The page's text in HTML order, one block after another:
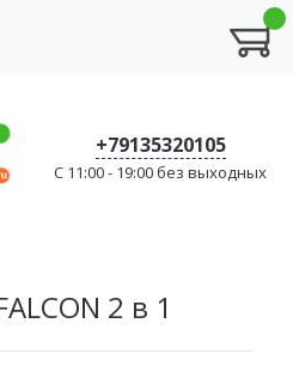
+79135320105
C 11:00 - 19:00 без выходных
2 в 1